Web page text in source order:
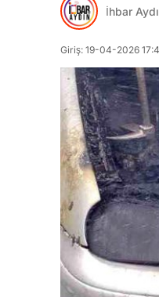
İhbar
Giriş: 19-04-2026